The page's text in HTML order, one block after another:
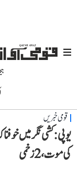
قومی خبریں
کی موت، 2 زخمی